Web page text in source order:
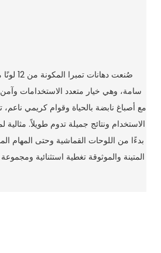
صُنعت
سامة، وهي خيار متعدد الاستخدامات وآمن
مع أصباغ نابضة بالحياة وقوام كريمي
الاستخدام ونتائج جميلة تدوم طويلاً.
بدءًا من اللوحات القماشية وحتى المهام
المتينة والموثوقة تغطية استثنائية